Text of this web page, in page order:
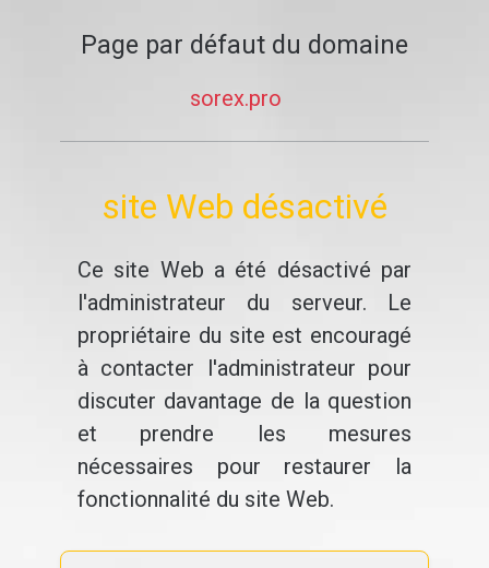
Page par défaut du domaine
sorex.pro
site Web désactivé
Ce site Web a été désactivé par
l'administrateur du serveur. Le
propriétaire du site est encouragé
à contacter l'administrateur pour
discuter davantage de la question
et prendre les mesures
nécessaires pour restaurer la
fonctionnalité du site Web.